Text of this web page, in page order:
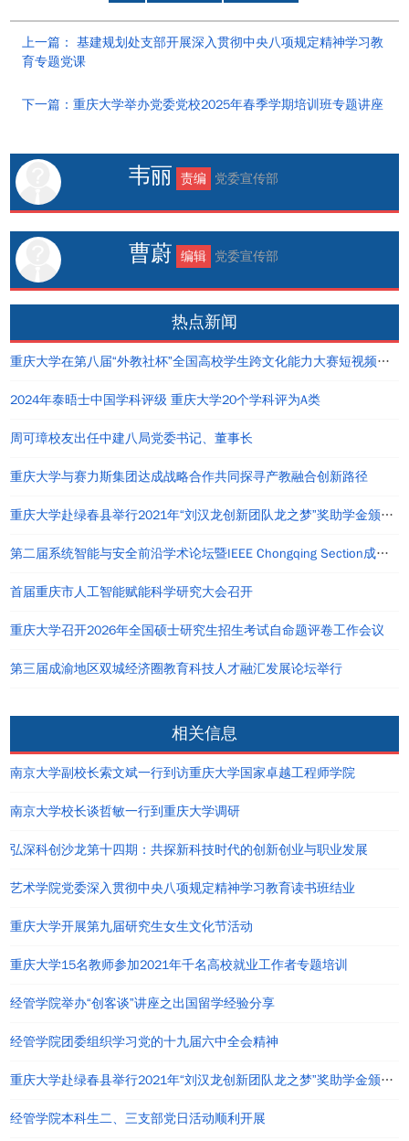
上一篇： 基建规划处支部开展深入贯彻中央八项规定精神学习教
育专题党课
下一篇：重庆大学举办党委党校2025年春季学期培训班专题讲座
韦丽 责编 党委宣传部
曹蔚 编辑 党委宣传部
热点新闻
重庆大学在第八届“外教社杯”全国高校学生跨文化能力大赛短视频大赛中荣获佳绩
2024年泰晤士中国学科评级 重庆大学20个学科评为A类
周可璋校友出任中建八局党委书记、董事长
重庆大学与赛力斯集团达成战略合作共同探寻产教融合创新路径
重庆大学赴绿春县举行2021年“刘汉龙创新团队龙之梦”奖助学金颁发仪式
第二届系统智能与安全前沿学术论坛暨IEEE Chongqing Section成立仪式在重庆举办
首届重庆市人工智能赋能科学研究大会召开
重庆大学召开2026年全国硕士研究生招生考试自命题评卷工作会议
第三届成渝地区双城经济圈教育科技人才融汇发展论坛举行
相关信息
南京大学副校长索文斌一行到访重庆大学国家卓越工程师学院
南京大学校长谈哲敏一行到重庆大学调研
弘深科创沙龙第十四期：共探新科技时代的创新创业与职业发展
艺术学院党委深入贯彻中央八项规定精神学习教育读书班结业
重庆大学开展第九届研究生女生文化节活动
重庆大学15名教师参加2021年千名高校就业工作者专题培训
经管学院举办“创客谈”讲座之出国留学经验分享
经管学院团委组织学习党的十九届六中全会精神
重庆大学赴绿春县举行2021年“刘汉龙创新团队龙之梦”奖助学金颁发仪式
经管学院本科生二、三支部党日活动顺利开展